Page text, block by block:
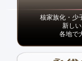
核家族化・少
新し
各地で